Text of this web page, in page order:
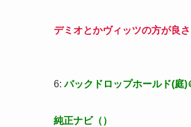
デミオとかヴィッツの方が良
6: バックドロップホールド(庭
純正ナビ（）